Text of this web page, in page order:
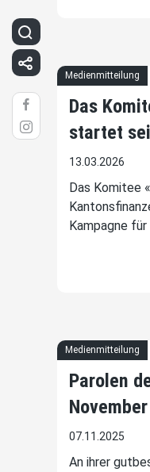
Medienmitteilung
Das
startet
13.03.2026
Das Komitee
Kampagne für
Medienmitteilung
Parolen
07.11.2025
An ihrer